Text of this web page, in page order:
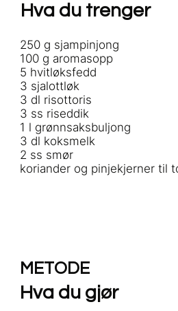
250 g sjampinjong
100 g aromasopp
5 hvitløksfedd
3 sjalottløk
3 dl risottoris
3 ss riseddik
1 l grønnsaksbuljong
3 dl koksmelk
2 ss smør
koriander og pinjekjerner til
Hva du trenger
METODE
Hva du gjør